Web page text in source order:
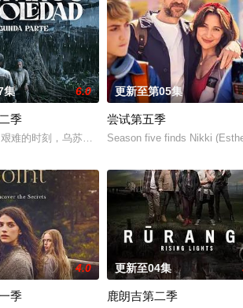
这一季里，Ted和球队学着“先做了再说”
衡工作、艺术爱好以及新恋情的同时，他学会了
集 6.0
季
难的时刻，乌苏拉·伊瓜兰的诅咒成真，和平越来
更新至第05集
尝试第五季
Season five finds Nikki
4.0
季
更新至04集
鹿朗吉第二季